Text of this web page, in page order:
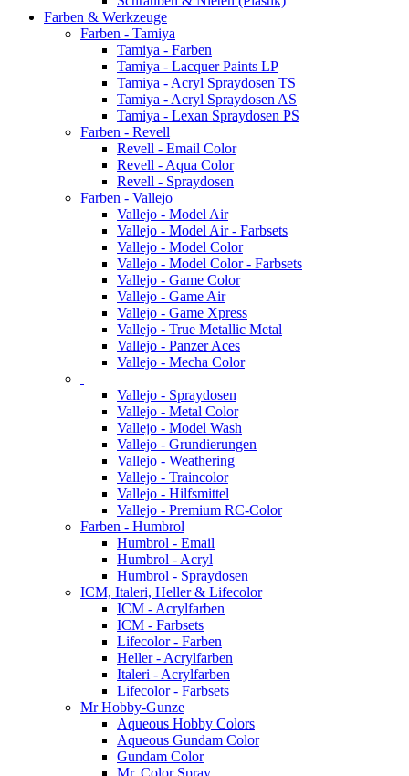
Farben & Werkzeuge
Farben - Tamiya
Tamiya - Farben
Tamiya - Lacquer Paints LP
Tamiya - Acryl Spraydosen TS
Tamiya - Acryl Spraydosen AS
Tamiya - Lexan Spraydosen PS
Farben - Revell
Revell - Email Color
Revell - Aqua Color
Revell - Spraydosen
Farben - Vallejo
Vallejo - Model Air
Vallejo - Model Air - Farbsets
Vallejo - Model Color
Vallejo - Model Color - Farbsets
Vallejo - Game Color
Vallejo - Game Air
Vallejo - Game Xpress
Vallejo - True Metallic Metal
Vallejo - Panzer Aces
Vallejo - Mecha Color
Vallejo - Spraydosen
Vallejo - Metal Color
Vallejo - Model Wash
Vallejo - Grundierungen
Vallejo - Weathering
Vallejo - Traincolor
Vallejo - Hilfsmittel
Vallejo - Premium RC-Color
Farben - Humbrol
Humbrol - Email
Humbrol - Acryl
Humbrol - Spraydosen
ICM, Italeri, Heller & Lifecolor
ICM - Acrylfarben
ICM - Farbsets
Lifecolor - Farben
Heller - Acrylfarben
Italeri - Acrylfarben
Lifecolor - Farbsets
Mr Hobby-Gunze
Aqueous Hobby Colors
Aqueous Gundam Color
Gundam Color
Mr. Color Spray